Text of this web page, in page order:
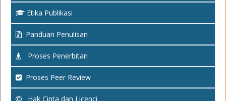
Etika Publikasi
Panduan Penulisan
Proses Penerbitan
Proses Peer Review
Hak Cipta dan Licenci